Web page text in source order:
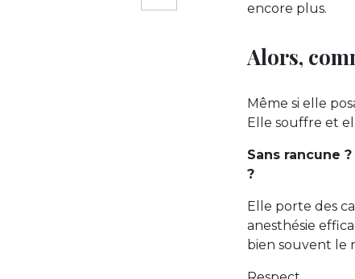
encore plus.
Alors,
Même si elle
Elle souffre et
Sans rancune
?
Elle porte des
anesthésie
bien souvent le